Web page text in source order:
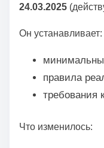
24.03.2025
Он устанавливает:
правила
требования
Что изменилось: